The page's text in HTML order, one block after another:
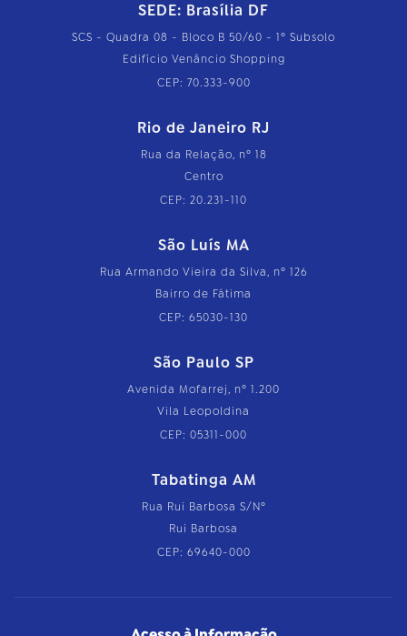
SEDE: Brasília DF
SCS - Quadra 08 - Bloco B 50/60 - 1º Subsolo
Edifício Venâncio Shopping
CEP: 70.333-900
Rio de Janeiro RJ
Rua da Relação, nº 18
Centro
CEP: 20.231-110
São Luís MA
Rua Armando Vieira da Silva, nº 126
Bairro de Fátima
CEP: 65030-130
São Paulo SP
Avenida Mofarrej, nº 1.200
Vila Leopoldina
CEP: 05311-000
Tabatinga AM
Rua Rui Barbosa S/Nº
Rui Barbosa
CEP: 69640-000